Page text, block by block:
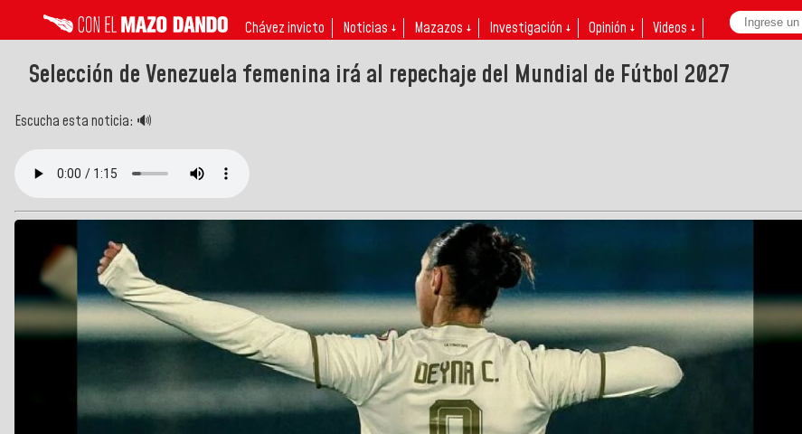
Chávez invicto Noticias ↓ Mazazos ↓ Investigación ↓ Opinión ↓ Videos ↓
Selección de Venezuela femenina irá al repechaje del Mundial de Fútbol 2027
Escucha esta noticia: 🔊